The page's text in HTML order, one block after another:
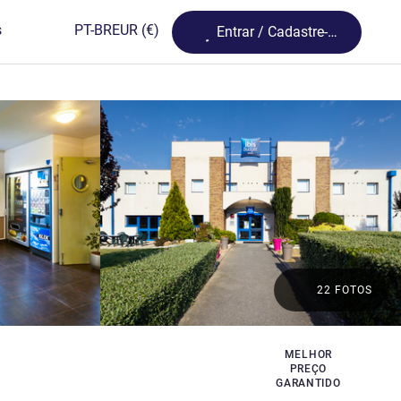
PT-BREUR (€) Loading...
Entrar / Cadastre-se
MELHOR
PREÇO
GARANTIDO
22 FOTOS